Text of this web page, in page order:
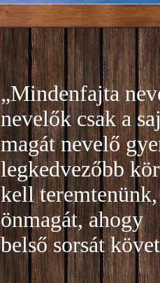
„Mindenfajta
nevelők csak a
magát nevelő
legkedvezőbb
kell
önmagát, ahogy
belső sorsát